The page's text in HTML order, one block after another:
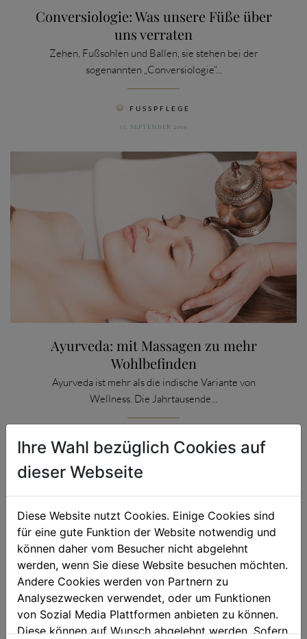
Conversiologie: Was unsere Füße über
uns verraten
Zehen, Fußsohlen und Ballen, sie stehen bei der
sogenannten „Conversiologie“...
 FUSSPFLEGE
13. SEPTEMBER 2019
Ayurveda: mit Massagen zu mehr
Wohlbefinden
Ayurveda ist mehr als die indische Variante von
Wellness. Die Jahrtausende...
30. AUGUST 2019
Ihre Wahl bezüglich Cookies auf
dieser Webseite
Diese Website nutzt Cookies. Einige Cookies sind
für eine gute Funktion der Website notwendig und
können daher vom Besucher nicht abgelehnt
werden, wenn Sie diese Website besuchen möchten.
Andere Cookies werden von Partnern zu
Analysezwecken verwendet, oder um Funktionen
von Sozial Media Plattformen anbieten zu können.
Diese können auf Wunsch abgelehnt werden. Sofern